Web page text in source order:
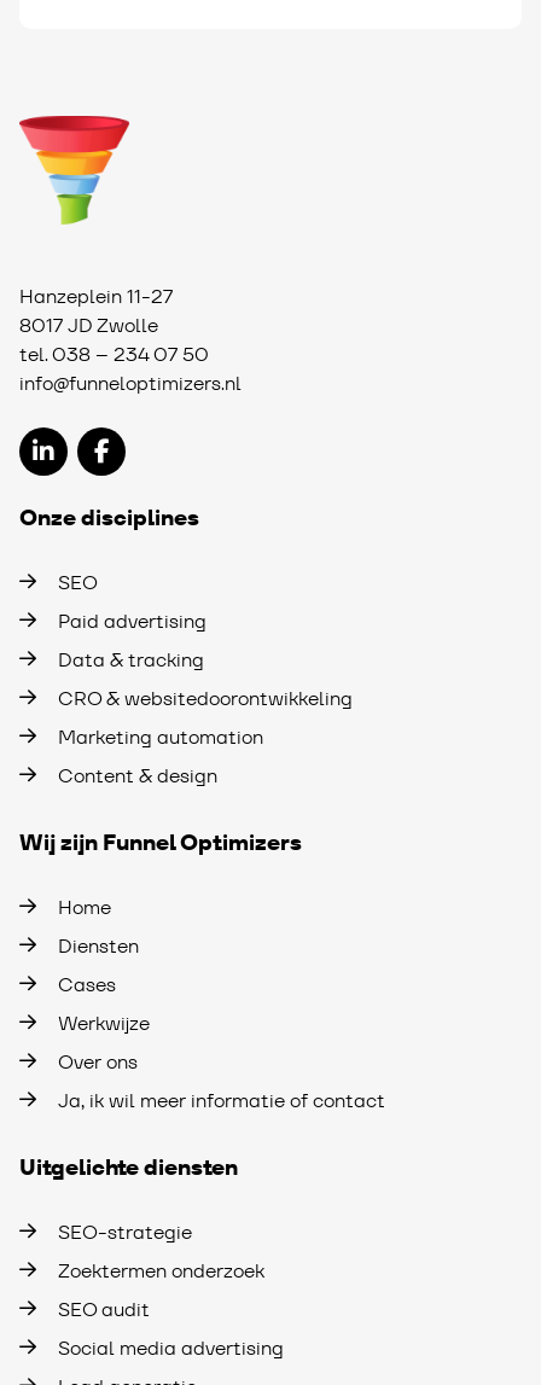
Hanzeplein 11-27
8017 JD Zwolle
tel.038 – 234 07 50
info@funneloptimizers.nl
Onze disciplines
SEO
Paid advertising
Data & tracking
CRO & websitedoorontwikkeling
Marketing automation
Content & design
Wij zijn Funnel Optimizers
Home
Diensten
Cases
Werkwijze
Over ons
Ja, ik wil meer informatie of contact
Uitgelichte diensten
SEO-strategie
Zoektermen onderzoek
SEO audit
Social media advertising